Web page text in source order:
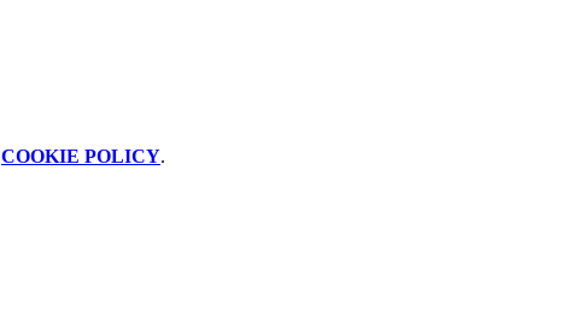
COOKIE POLICY.